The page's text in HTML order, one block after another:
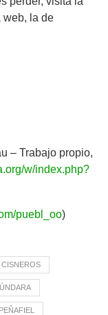
web, la de
– Trabajo propio,
w/index.php?
puebl_oo)
CISNEROS
PEÑAFIEL